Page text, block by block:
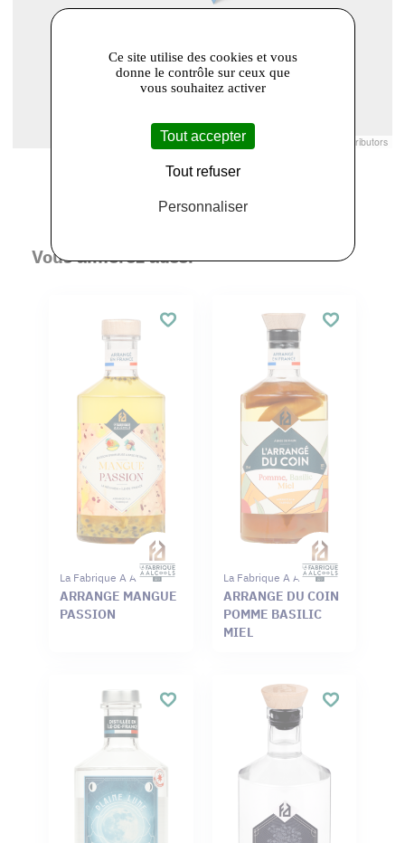
© Openstreetmap France | © contributors
Vous aimerez aussi
La Fabrique A Alcools
ARRANGE MANGUE
PASSION
La Fabrique A Alcools
ARRANGE DU COIN
POMME BASILIC
MIEL
Ce site utilise des cookies et vous
donne le contrôle sur ceux que
vous souhaitez activer
Tout accepter
Tout refuser
Personnaliser